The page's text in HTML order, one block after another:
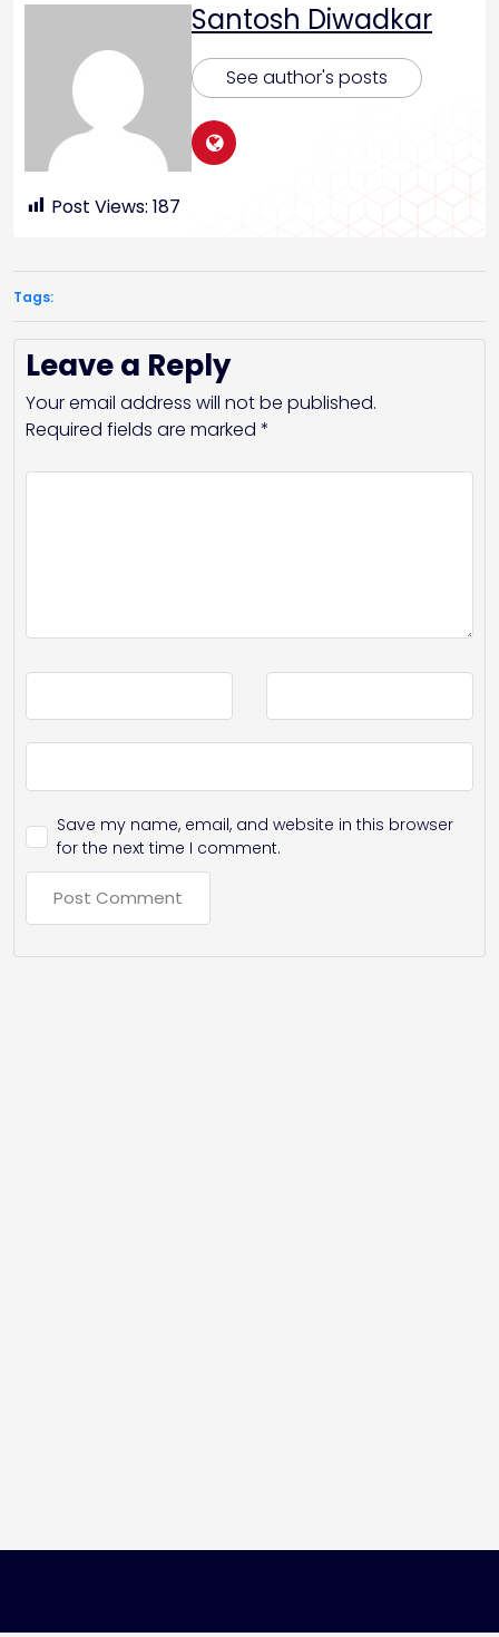
Santosh Diwadkar
See author's posts
Post Views: 187
Tags:
Leave a Reply
Your email address will not be published.
Required fields are marked *
Save my name, email, and website in this browser
for the next time I comment.